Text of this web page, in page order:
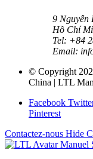
9 Nguyễn
Hồ Chí
Tel: +84
Email:
© Copyright
China | LTL
Facebook
Pinterest
Contactez-nous Hide